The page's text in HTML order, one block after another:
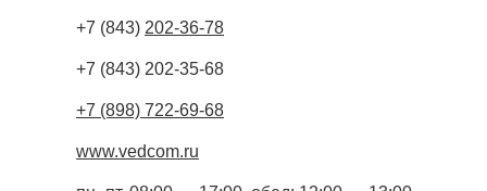
+7 (843) 202-36-78
+7 (843) 202-35-68
+7 (898) 722-69-68
www.vedcom.ru